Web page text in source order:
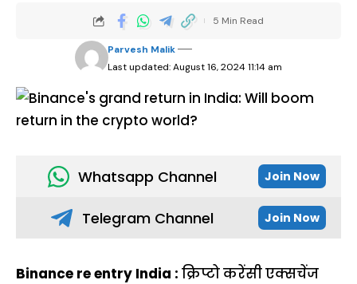
Last updated: August 16, 2024 11:14 am
Parvesh Malik
5 Min Read
Whatsapp Channel Join Now
Telegram Channel Join Now
Binance re entry India : क्रिप्टो करेंसी एक्सचेंज